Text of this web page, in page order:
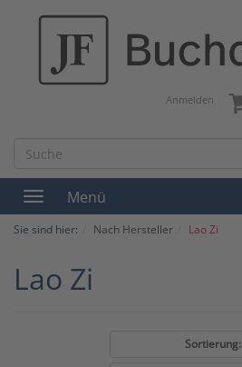
Anmelden
Toggle
navigation
Menü
Sie sind hier: Nach Hersteller Lao Zi
Lao Zi
Sortierung: